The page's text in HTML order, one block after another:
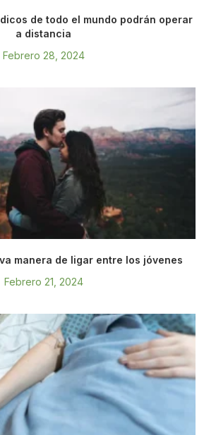
de todo el mundo podrán operar
a distancia
Febrero 28, 2024
manera de ligar entre los jóvenes
Febrero 21, 2024